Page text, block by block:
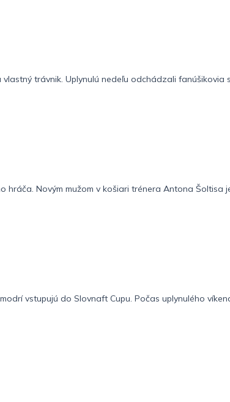
trávnik. Uplynulú nedeľu odchádzali fanúšikovia
hráča. Novým mužom v košiari trénera Antona Šoltisa
vstupujú do Slovnaft Cupu. Počas uplynulého